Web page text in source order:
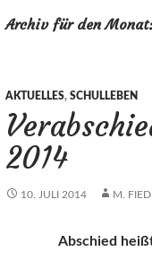
Archiv für den
AKTUELLES, SCHULLEBEN
2014
10. JULI 2014 M.
Abschied